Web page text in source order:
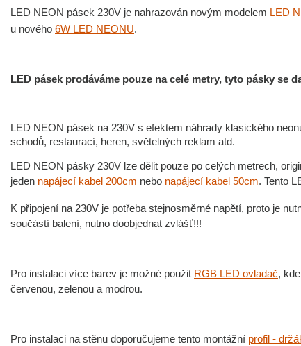
LED NEON pásek 230V je nahrazován novým modelem LED
u nového 6W LED NEONU.
LED pásek prodáváme pouze na celé metry, tyto pásky se
LED NEON pásek na 230V s efektem náhrady klasického
schodů, restaurací, heren, světelných reklam atd.
LED NEON pásky 230V lze dělit pouze po celých metrech,
jeden napájecí kabel 200cm nebo napájecí kabel 50cm. Tento
K připojení na 230V je potřeba stejnosměrné napětí, proto je
součástí balení, nutno doobjednat zvlášť!!!
Pro instalaci více barev je možné použit RGB LED ovladač,
červenou, zelenou a modrou.
Pro instalaci na stěnu doporučujeme tento montážní profil -